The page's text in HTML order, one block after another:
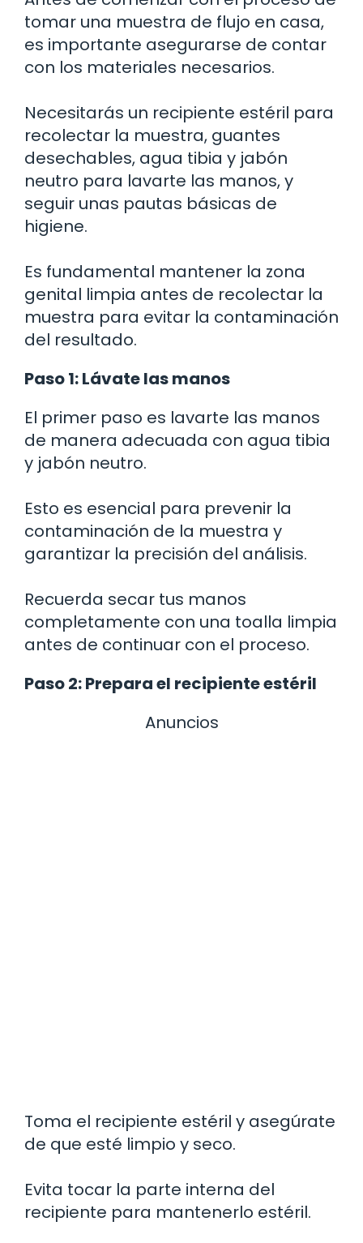
tomar una muestra de flujo en casa,
es importante asegurarse de contar
con los materiales necesarios.
Necesitarás un recipiente estéril para
recolectar la muestra, guantes
desechables, agua tibia y jabón
neutro para lavarte las manos, y
seguir unas pautas básicas de
higiene.
Es fundamental mantener la zona
genital limpia antes de recolectar la
muestra para evitar la contaminación
del resultado.
Paso 1: Lávate las manos
El primer paso es lavarte las manos
de manera adecuada con agua tibia
y jabón neutro.
Esto es esencial para prevenir la
contaminación de la muestra y
garantizar la precisión del análisis.
Recuerda secar tus manos
completamente con una toalla limpia
antes de continuar con el proceso.
Paso 2: Prepara el recipiente estéril
Anuncios
Toma el recipiente estéril y asegúrate
de que esté limpio y seco.
Evita tocar la parte interna del
recipiente para mantenerlo estéril.